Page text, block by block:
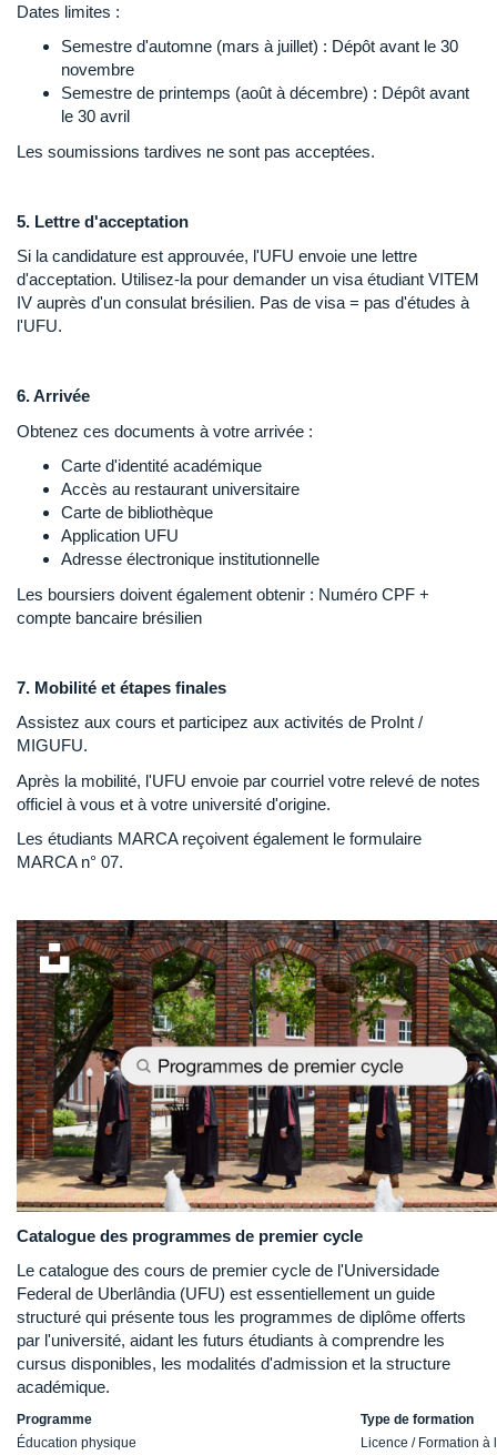
Dates limites :
Semestre d'automne (mars à juillet) : Dépôt avant le 30
novembre
Semestre de printemps (août à décembre) : Dépôt avant
le 30 avril
Les soumissions tardives ne sont pas acceptées.
5. Lettre d'acceptation
Si la candidature est approuvée, l'UFU envoie une lettre
d'acceptation. Utilisez-la pour demander un visa étudiant VITEM
IV auprès d'un consulat brésilien. Pas de visa = pas d'études à
l'UFU.
6. Arrivée
Obtenez ces documents à votre arrivée :
Carte d'identité académique
Accès au restaurant universitaire
Carte de bibliothèque
Application UFU
Adresse électronique institutionnelle
Les boursiers doivent également obtenir : Numéro CPF +
compte bancaire brésilien
7. Mobilité et étapes finales
Assistez aux cours et participez aux activités de ProInt /
MIGUFU.
Après la mobilité, l'UFU envoie par courriel votre relevé de notes
officiel à vous et à votre université d'origine.
Les étudiants MARCA reçoivent également le formulaire
MARCA n° 07.
Catalogue des programmes de premier cycle
Le catalogue des cours de premier cycle de l'Universidade
Federal de Uberlândia (UFU) est essentiellement un guide
structuré qui présente tous les programmes de diplôme offerts
par l'université, aidant les futurs étudiants à comprendre les
cursus disponibles, les modalités d'admission et la structure
académique.
Programme
Type de formation
Éducation physique
Licence / Formation à